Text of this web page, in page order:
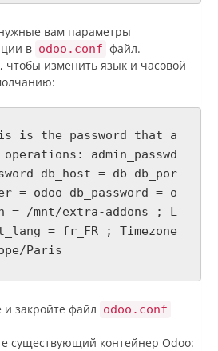
вам параметры
в odoo.conf файл.
чтобы изменить язык и часовой
is the password that a
admin_passwd
db_host = db db_por
= odoo db_password = o
= /mnt/extra-addons ; L
= fr_FR ; Timezone
Paris
и закройте файл odoo.conf
существующий контейнер Odoo: